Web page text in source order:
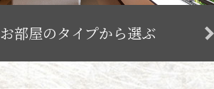
お部屋のタイプから選ぶ